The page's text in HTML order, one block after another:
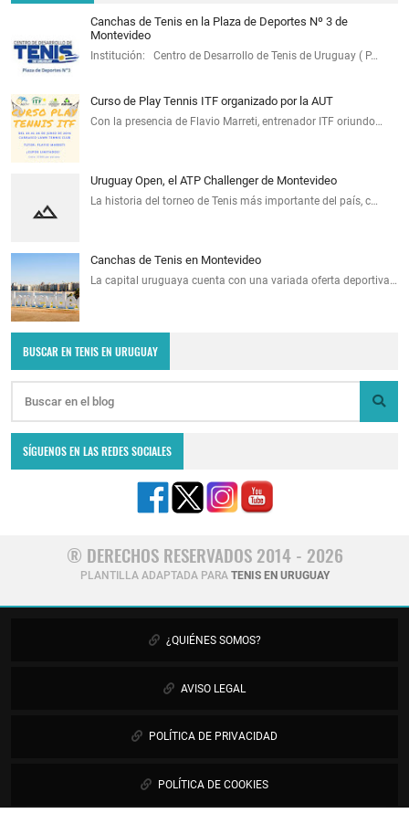
Canchas de Tenis en la Plaza de Deportes Nº 3 de
Montevideo
Institución: Centro de Desarrollo de Tenis de Uruguay ( P…
Curso de Play Tennis ITF organizado por la AUT
Con la presencia de Flavio Marreti, entrenador ITF oriundo…
Uruguay Open, el ATP Challenger de Montevideo
La historia del torneo de Tenis más importante del país, c…
Canchas de Tenis en Montevideo
La capital uruguaya cuenta con una variada oferta deportiva…
BUSCAR EN TENIS EN URUGUAY
SÍGUENOS EN LAS REDES SOCIALES
® DERECHOS RESERVADOS 2014 - 2026
PLANTILLA ADAPTADA PARA TENIS EN URUGUAY
¿QUIÉNES SOMOS?
AVISO LEGAL
POLÍTICA DE PRIVACIDAD
POLÍTICA DE COOKIES